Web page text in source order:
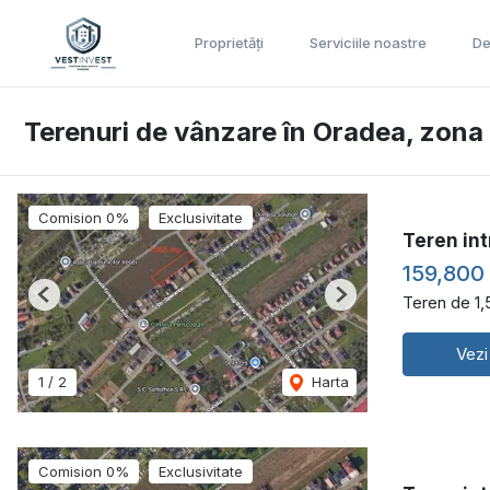
Proprietăți Serviciile noastre
Terenuri de vânzare în Oradea, zona
Comision 0% Exclusivitate
1 / 2 Harta
Previous Next
Teren
Teren de
Comision 0% Exclusivitate